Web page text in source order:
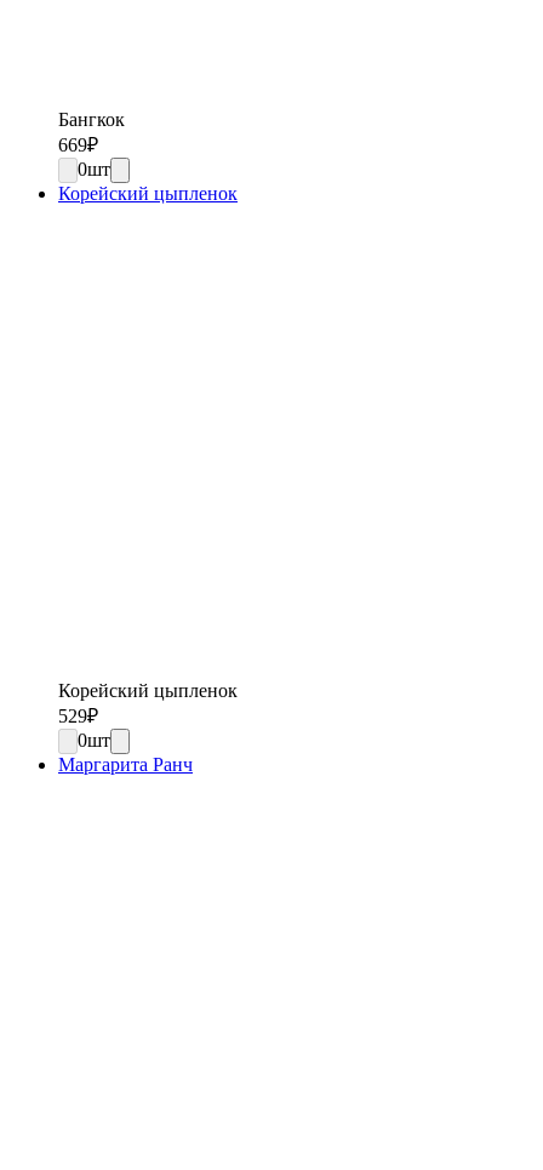
Бангкок
669₽
0шт
Корейский цыпленок
Корейский цыпленок
529₽
0шт
Маргарита Ранч